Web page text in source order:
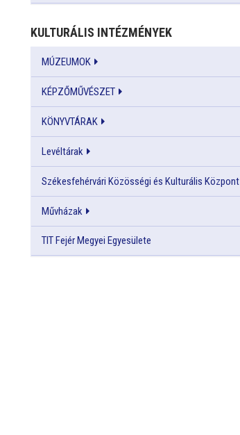
KULTURÁLIS INTÉZMÉNYEK
MÚZEUMOK
KÉPZŐMŰVÉSZET
KÖNYVTÁRAK
Levéltárak
Székesfehérvári Közösségi és Kulturális Központ
Művházak
TIT Fejér Megyei Egyesülete